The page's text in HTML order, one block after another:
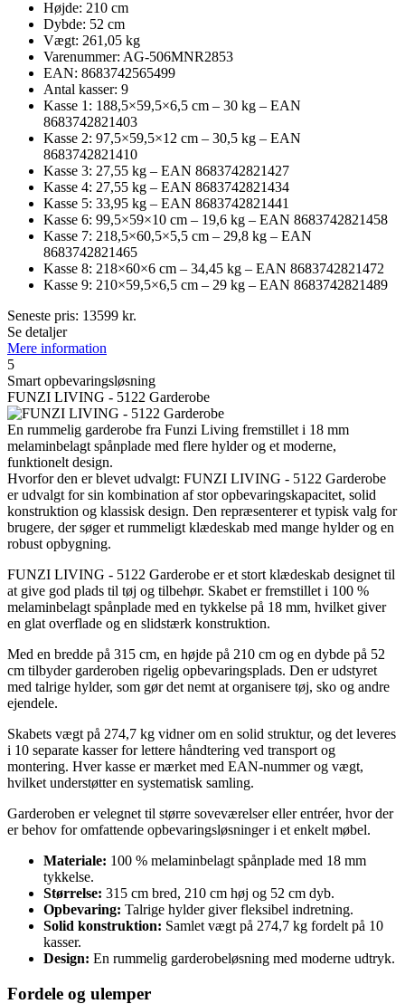
Højde: 210 cm
Dybde: 52 cm
Vægt: 261,05 kg
Varenummer: AG-506MNR2853
EAN: 8683742565499
Antal kasser: 9
Kasse 1: 188,5×59,5×6,5 cm – 30 kg – EAN
8683742821403
Kasse 2: 97,5×59,5×12 cm – 30,5 kg – EAN
8683742821410
Kasse 3: 27,55 kg – EAN 8683742821427
Kasse 4: 27,55 kg – EAN 8683742821434
Kasse 5: 33,95 kg – EAN 8683742821441
Kasse 6: 99,5×59×10 cm – 19,6 kg – EAN 8683742821458
Kasse 7: 218,5×60,5×5,5 cm – 29,8 kg – EAN
8683742821465
Kasse 8: 218×60×6 cm – 34,45 kg – EAN 8683742821472
Kasse 9: 210×59,5×6,5 cm – 29 kg – EAN 8683742821489
Seneste pris: 13599 kr.
Se detaljer
Mere information
5
Smart opbevaringsløsning
FUNZI LIVING - 5122 Garderobe
En rummelig garderobe fra Funzi Living fremstillet i 18 mm
melaminbelagt spånplade med flere hylder og et moderne,
funktionelt design.
Hvorfor den er blevet udvalgt: FUNZI LIVING - 5122 Garderobe
er udvalgt for sin kombination af stor opbevaringskapacitet, solid
konstruktion og klassisk design. Den repræsenterer et typisk valg for
brugere, der søger et rummeligt klædeskab med mange hylder og en
robust opbygning.
FUNZI LIVING - 5122 Garderobe er et stort klædeskab designet til
at give god plads til tøj og tilbehør. Skabet er fremstillet i 100 %
melaminbelagt spånplade med en tykkelse på 18 mm, hvilket giver
en glat overflade og en slidstærk konstruktion.
Med en bredde på 315 cm, en højde på 210 cm og en dybde på 52
cm tilbyder garderoben rigelig opbevaringsplads. Den er udstyret
med talrige hylder, som gør det nemt at organisere tøj, sko og andre
ejendele.
Skabets vægt på 274,7 kg vidner om en solid struktur, og det leveres
i 10 separate kasser for lettere håndtering ved transport og
montering. Hver kasse er mærket med EAN-nummer og vægt,
hvilket understøtter en systematisk samling.
Garderoben er velegnet til større soveværelser eller entréer, hvor der
er behov for omfattende opbevaringsløsninger i et enkelt møbel.
Materiale: 100 % melaminbelagt spånplade med 18 mm
tykkelse.
Størrelse: 315 cm bred, 210 cm høj og 52 cm dyb.
Opbevaring: Talrige hylder giver fleksibel indretning.
Solid konstruktion: Samlet vægt på 274,7 kg fordelt på 10
kasser.
Design: En rummelig garderobeløsning med moderne udtryk.
Fordele og ulemper